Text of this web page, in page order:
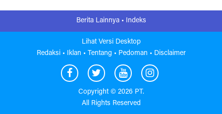
Berita Lainnya • Indeks
Lihat Versi Desktop
Redaksi • Iklan • Tentang • Pedoman • Disclaimer
Copyright © 2026 PT.
All Rights Reserved